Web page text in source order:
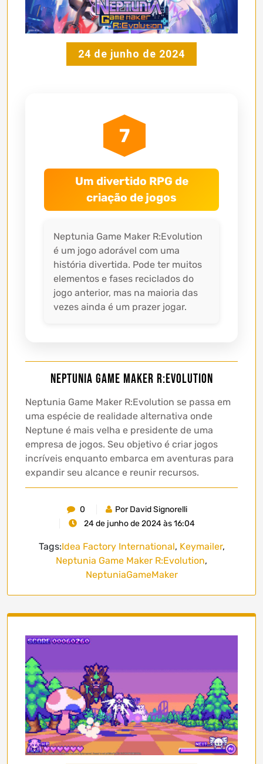
24 de junho de 2024
7
Um divertido RPG de
criação de jogos
Neptunia Game Maker R:Evolution
é um jogo adorável com uma
história divertida. Pode ter muitos
elementos e fases reciclados do
jogo anterior, mas na maioria das
vezes ainda é um prazer jogar.
Neptunia Game Maker R:Evolution
Neptunia Game Maker R:Evolution se passa em
uma espécie de realidade alternativa onde
Neptune é mais velha e presidente de uma
empresa de jogos. Seu objetivo é criar jogos
incríveis enquanto embarca em aventuras para
expandir seu alcance e reunir recursos.
0
Por David Signorelli
24 de junho de 2024 às 16:04
Tags:Idea Factory International, Keymailer,
Neptunia Game Maker R:Evolution,
NeptuniaGameMaker